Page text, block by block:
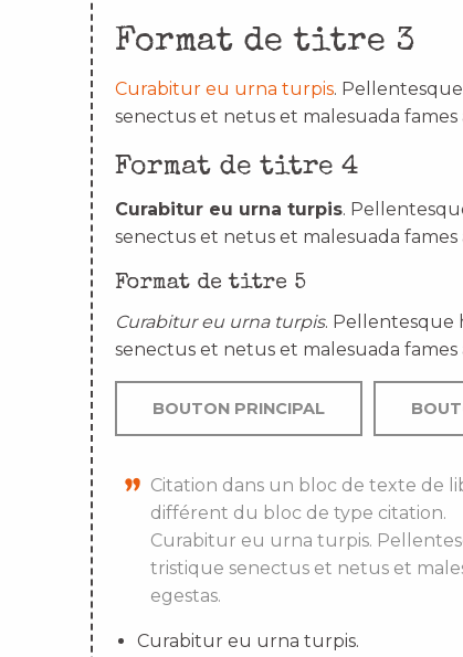
Format de titre 3
Curabitur eu urna turpis.
senectus et netus et malesuada fames
Format de titre 4
Curabitur eu urna turpis.
senectus et netus et malesuada fames
Format de titre 5
Curabitur eu urna turpis. Pellentesque
senectus et netus et malesuada fames
BOUTON PRINCIPAL
Citation dans un bloc de texte de
différent du bloc de type citation.
Curabitur eu urna turpis.
tristique senectus et netus et
egestas.
Curabitur eu urna turpis.